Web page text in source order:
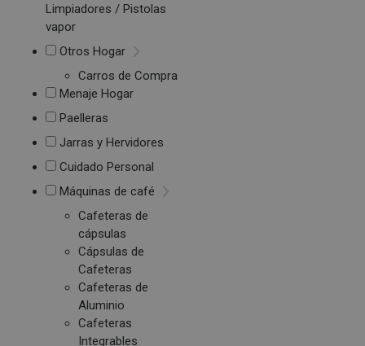
Limpiadores / Pistolas
vapor
Otros Hogar
Carros de Compra
Menaje Hogar
Paelleras
Jarras y Hervidores
Cuidado Personal
Máquinas de café
Cafeteras de
cápsulas
Cápsulas de
Cafeteras
Cafeteras de
Aluminio
Cafeteras
Integrables